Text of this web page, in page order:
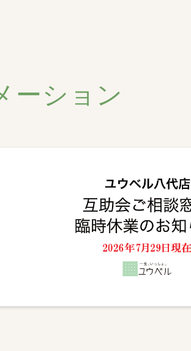
ーション